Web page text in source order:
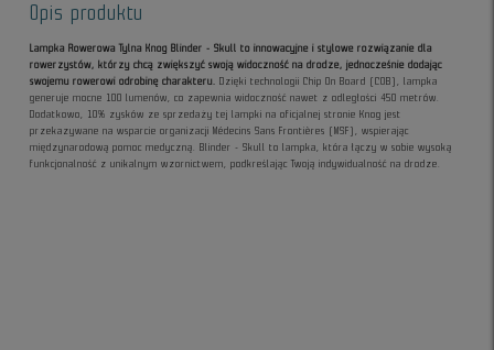
Opis produktu
Lampka Rowerowa Tylna Knog Blinder - Skull to innowacyjne i stylowe rozwiązanie dla
rowerzystów, którzy chcą zwiększyć swoją widoczność na drodze, jednocześnie dodając
swojemu rowerowi odrobinę charakteru. Dzięki technologii Chip On Board (COB), lampka
generuje mocne 100 lumenów, co zapewnia widoczność nawet z odległości 450 metrów.
Dodatkowo, 10% zysków ze sprzedaży tej lampki na oficjalnej stronie Knog jest
przekazywane na wsparcie organizacji Médecins Sans Frontières (MSF), wspierając
międzynarodową pomoc medyczną. Blinder - Skull to lampka, która łączy w sobie wysoką
funkcjonalność z unikalnym wzornictwem, podkreślając Twoją indywidualność na drodze.